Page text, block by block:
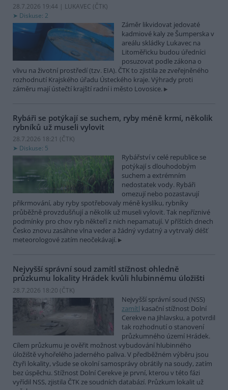
28.7.2026 19:44 | LUKAVEC (ČTK)
Diskuse: 2
Záměr likvidovat jedovaté
kadmiové kaly ze Šumperska v
areálu skládky Lukavec na
Litoměřicku budou úředníci
posuzovat podle zákona o
vlivu na životní prostředí (tzv. EIA). ČTK to zjistila ze zveřejněného
rozhodnutí Krajského úřadu Ústeckého kraje. Výhrady proti
záměru mají ústečtí krajští radní i město Lovosice.
Rybáři se potýkají se suchem, ryby méně krmí, několik
rybníků už museli vylovit
28.7.2026 18:21 (ČTK)
Diskuse: 5
Rybářství v celé republice se
potýkají s dlouhodobým
suchem a extrémním
nedostatek vody. Rybáři
omezují nebo pozastavují
přikrmování, aby ryby spotřebovaly méně kyslíku, rybníky
průběžně provzdušňují a několik už museli vylovit. Tak nepříznivé
podmínky pro chov ryb někteří z nich nepamatují. V příštích dnech
Česko znovu zasáhne vlna veder a žádný vydatný a vytrvalý déšť
meteorologové zatím neočekávají.
Nejvyšší správní soud zamítl stížnost ohledně
průzkumu lokality Hrádek kvůli hlubinnému úložišti
28.7.2026 18:20 (ČTK)
Nejvyšší správní soud (NSS)
zamítl kasační stížnost Dolní
Cerekve na Jihlavsku, a potvrdil
tak rozhodnutí o stanovení
průzkumného území Hrádek.
Cílem průzkumu je ověřit možnost vybudování hlubinného
úložiště vyhořelého jaderného paliva. V předběžném výběru jsou
čtyři lokality, všude se okolní samosprávy obrátily na soudy, zatím
bez úspěchu. Stížnost Dolní Cerekve je první, kterou v této fázi
vyřídil NSS, zjistila ČTK ze soudních databází. Průzkum lokalit už